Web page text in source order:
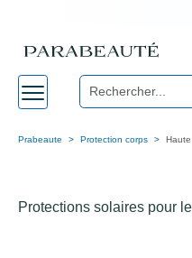
Prabeaute Protection corps
Protections solaires pour